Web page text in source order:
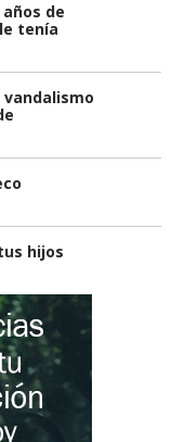
de
tenía
hijos